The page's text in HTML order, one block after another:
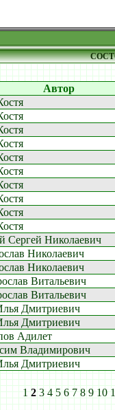
Автор
Сергей Николаевич
Николаевич
Николаевич
Витальевич
Витальевич
Дмитриевич
Дмитриевич
Адилет
Владимирович
Дмитриевич
1 2 3 4 5 6 7 8 9 10